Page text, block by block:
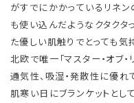
がすでにかかっているリネン
も使い込んだようなクタクタ
た優しい肌触りでとっても気
北欧で唯一「マスター・オブ
通気性、吸湿・発散性に優れ
肌寒い日にブランケットとし